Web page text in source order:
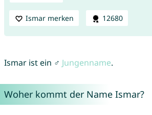
Ismar merken 12680
Ismar ist ein ♂ Jungenname.
Woher kommt der Name Ismar?